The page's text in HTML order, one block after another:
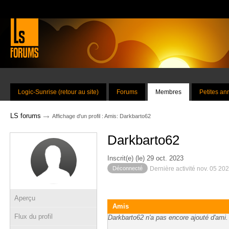
Logic-Sunrise (retour au site) Forums Membres Petites
LS forums → Affichage d'un profil : Amis: Darkbarto62
Aperçu
Flux du profil
Darkbarto62
Inscrit(e) (le) 29 oct. 2023
Déconnecté Dernière activité nov. 05
Amis
Darkbarto62 n'a pas encore ajouté d'ami.